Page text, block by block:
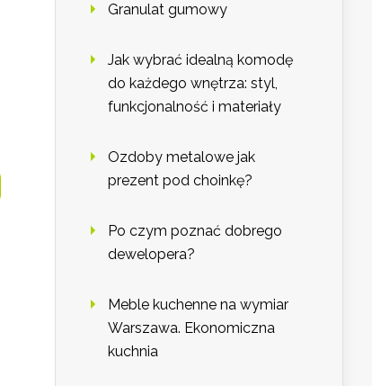
Granulat gumowy
Jak wybrać idealną komodę
do każdego wnętrza: styl,
funkcjonalność i materiały
Ozdoby metalowe jak
prezent pod choinkę?
Po czym poznać dobrego
dewelopera?
Meble kuchenne na wymiar
Warszawa. Ekonomiczna
kuchnia